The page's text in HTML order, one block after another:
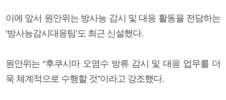
이에 앞서 원안위는 방사능 감시 및 대응 활동을 전담하는
‘방사능감시대응팀’도 최근 신설했다.
원안위는 “후쿠시마 오염수 방류 감시 및 대응 업무를 더
욱 체계적으로 수행할 것”이라고 강조했다.